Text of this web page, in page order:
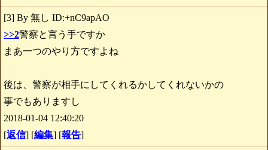
[3] By 無し ID:+nC9apAO
>>2警察と言う手ですか
まあ一つのやり方ですよね
後は、警察が相手にしてくれるかしてくれないかの
事でもありますし
2018-01-04 12:40:20
[返信] [編集] [報告]